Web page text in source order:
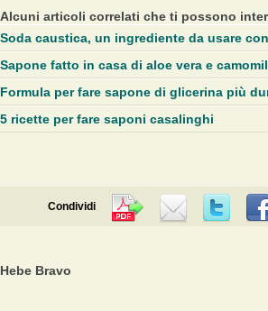
Alcuni articoli correlati che ti possono
Soda caustica, un ingrediente da usare
Sapone fatto in casa di aloe vera e
Formula per fare sapone di glicerina più
5 ricette per fare saponi casalinghi
Condividi
Hebe Bravo